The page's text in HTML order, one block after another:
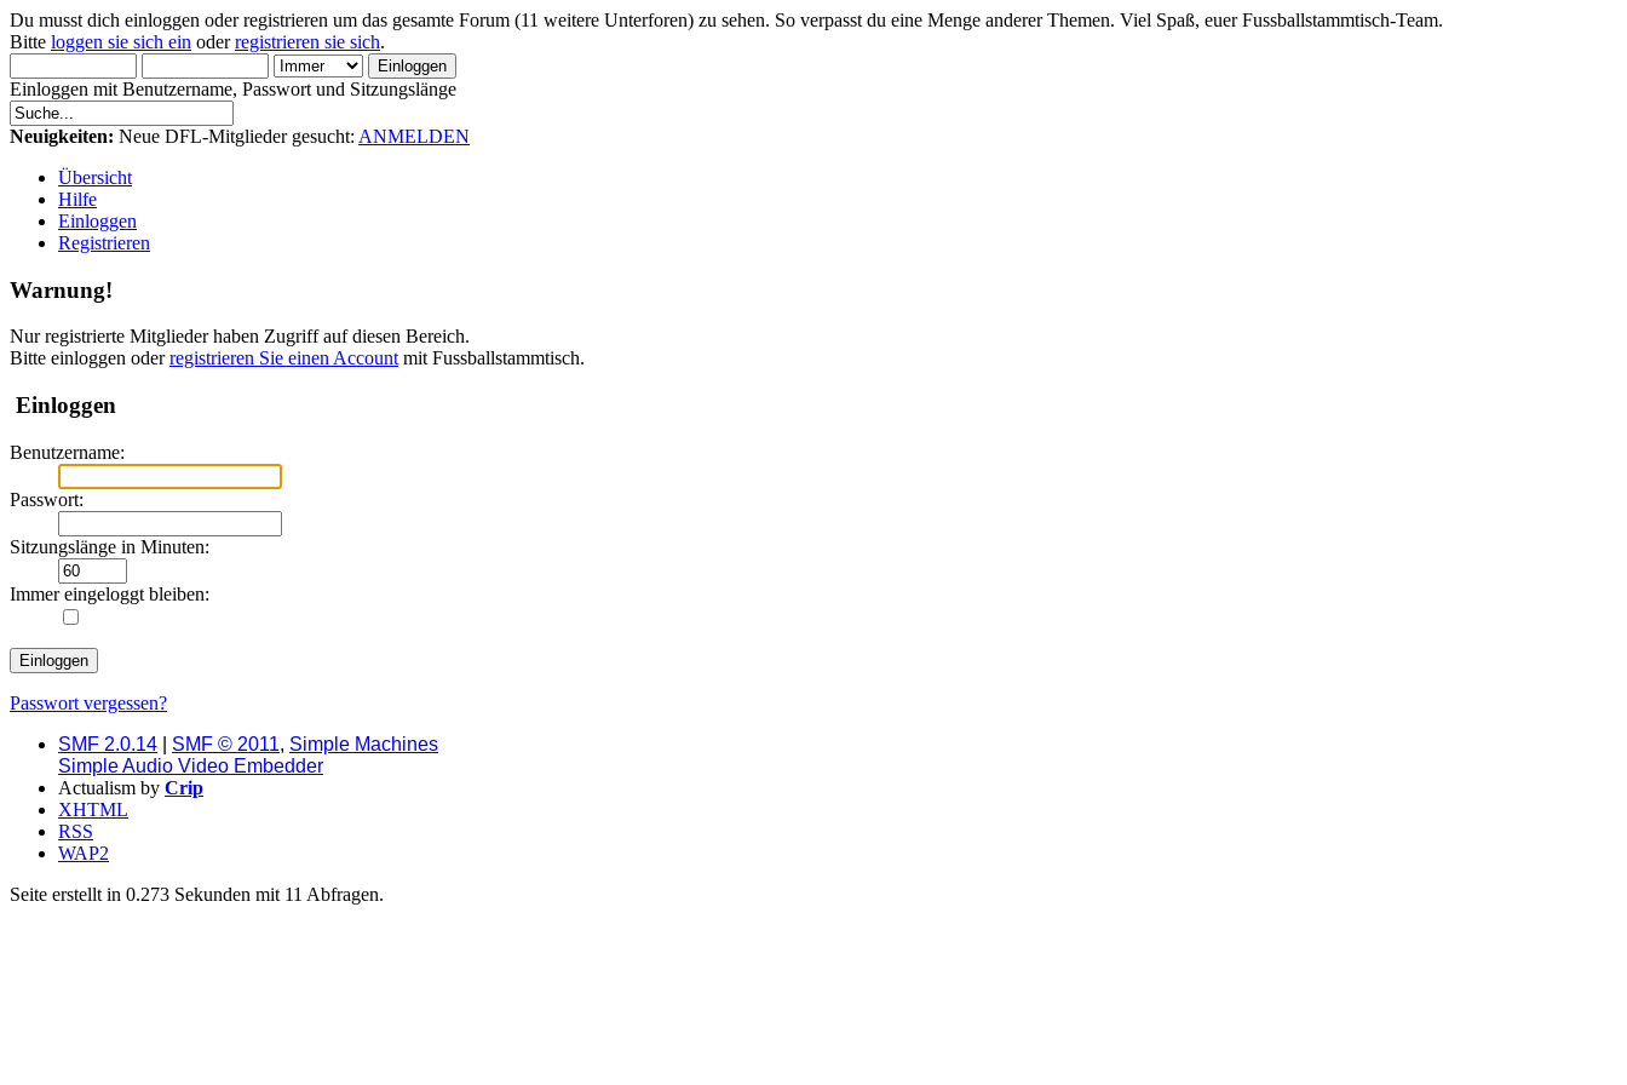
Du musst dich einloggen oder registrieren um das gesamte Forum (11 weitere Unterforen) zu sehen. So verpasst du eine Menge anderer Themen. Viel Spaß, euer Fussballstammtisch-Team.
Bitte loggen sie sich ein oderregistrieren sie sich.
Einloggen mit Benutzername, Passwort und Sitzungslänge
Neuigkeiten: Neue DFL-Mitglieder gesucht: ANMELDEN
Übersicht
Hilfe
Einloggen
Registrieren
Warnung!
Nur registrierte Mitglieder haben Zugriff auf diesen Bereich.
Bitte einloggen oderregistrieren Sie einen Accountmit Fussballstammtisch.
Einloggen
Benutzername:
Passwort:
Sitzungslänge in Minuten:
Immer eingeloggt bleiben:
Passwort vergessen?
SMF 2.0.14
SMF © 2011, Simple Machines
Simple Audio Video Embedder
Actualism by Crip
XHTML
RSS
WAP2
Seite erstellt in 0.273 Sekunden mit 11 Abfragen.